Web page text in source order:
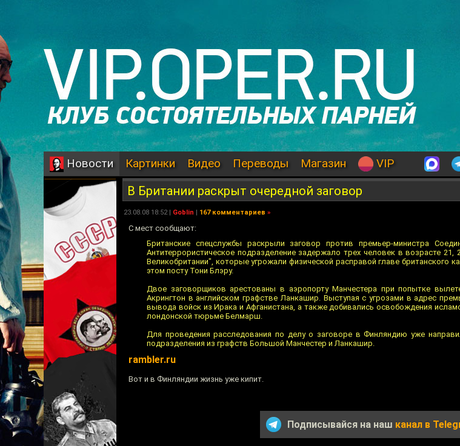
Новости Картинки Видео Переводы Магазин VIP
В Британии раскрыт очередной заговор
23.08.08 18:52 | Goblin | 167 комментариев »
С мест сообщают:
Британские спецслужбы раскрыли заговор против премьер-министра
Антитеррористическое подразделение задержало трех человек в возрасте 21,
Великобритании", которые угрожали физической расправой главе британского
этом посту Тони Блэру.
Двое заговорщиков арестованы в аэропорту Манчестера при попытке
Акрингтон в английском графстве Ланкашир. Выступая с угрозами в адрес
вывода войск из Ирака и Афганистана, а также добивались освобождения
лондонской тюрьме Белмарш.
Для проведения расследования по делу о заговоре в Финляндию уже
подразделения из графств Большой Манчестер и Ланкашир.
rambler.ru
Вот и в Финляндии жизнь уже кипит.
Подписывайся на наш канал в